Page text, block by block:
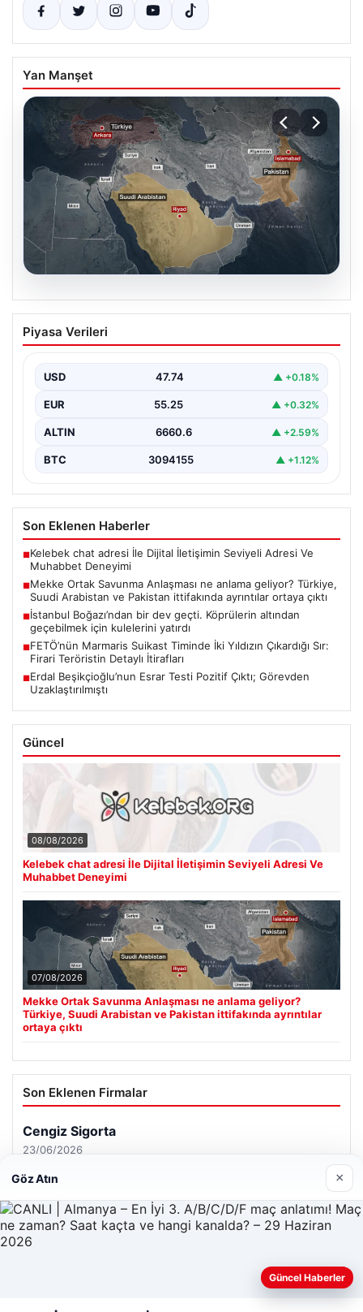
Yan Manşet
07.08.2026
Mekke Ortak Savunma Anlaşması ne
anlama geliyor? Türkiye, Suudi
ayrıntılar ortaya çıktı
Piyasa Verileri
USD 47.74 ▲ +0.18%
EUR 55.25 ▲ +0.32%
ALTIN 6660.6 ▲ +2.59%
BTC 3094155 ▲ +1.12%
Son Eklenen Haberler
■Kelebek chat adresi İle Dijital İletişimin Seviyeli Adresi Ve
Muhabbet Deneyimi
■Mekke Ortak Savunma Anlaşması ne anlama geliyor? Türkiye,
Suudi Arabistan ve Pakistan ittifakında ayrıntılar ortaya çıktı
■İstanbul Boğazı’ndan bir dev geçti. Köprülerin altından
geçebilmek için kulelerini yatırdı
■FETÖ’nün Marmaris Suikast Timinde İki Yıldızın Çıkardığı Sır:
Firari Teröristin Detaylı İtirafları
■Erdal Beşikçioğlu’nun Esrar Testi Pozitif Çıktı; Görevden
Uzaklaştırılmıştı
Güncel
08/08/2026
Kelebek chat adresi İle Dijital İletişimin Seviyeli Adresi Ve
Muhabbet Deneyimi
07/08/2026
Mekke Ortak Savunma Anlaşması ne anlama geliyor?
Türkiye, Suudi Arabistan ve Pakistan ittifakında ayrıntılar
ortaya çıktı
Son Eklenen Firmalar
Cengiz Sigorta
23/06/2026
Web sitemizi nasıl kullandığınızı daha iyi anlayabilmek,
Göz Atın ×
Güncel Haberler